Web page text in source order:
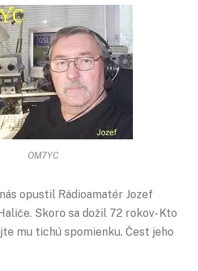
OM7YC
opustil Rádioamatér Jozef
Skoro sa dožil 72 rokov- Kto
mu tichú spomienku. Čest jeho